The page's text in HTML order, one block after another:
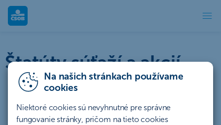
Na našich stránkach používame
cookies
Niektoré cookies sú nevyhnutné pre správne
fungovanie stránky, pričom na tieto cookies
Štatúty súťaží a akcií
Účty a platby Úvery a lízing
Sporenie a investovanie Poistenie Hypotéky